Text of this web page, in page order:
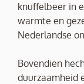
knuffelbeer in
warmte en
Nederlandse
Bovendien
duurzaamheid